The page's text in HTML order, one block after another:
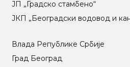
ЈП „Градско стамбено“
ЈКП „Београдски водовод и
Влада Републике Србије
Град Београд